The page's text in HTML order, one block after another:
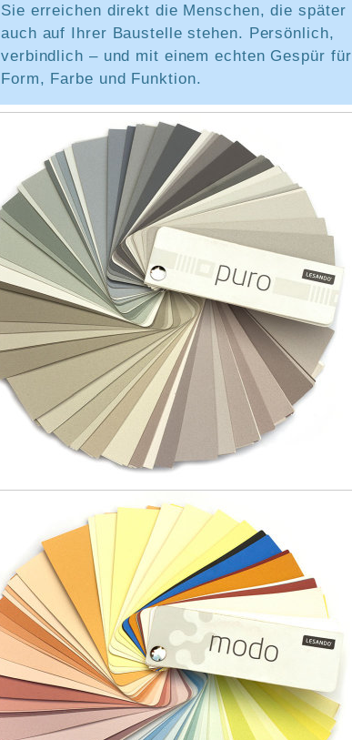
Sie erreichen direkt die Menschen, die später
auch auf Ihrer Baustelle stehen. Persönlich,
verbindlich – und mit einem echten Gespür für
Form, Farbe und Funktion.